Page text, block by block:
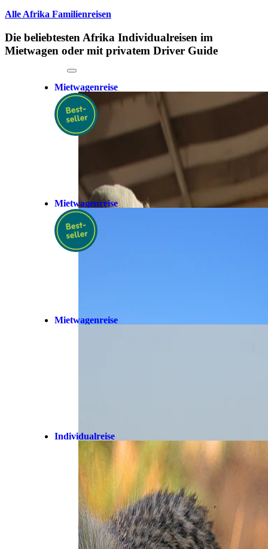
Alle Afrika Familienreisen
Die beliebtesten Afrika Individualreisen im
Mietwagen oder mit privatem Driver Guide
Mietwagenreise
Mietwagenreise
Mietwagenreise
Individualreise